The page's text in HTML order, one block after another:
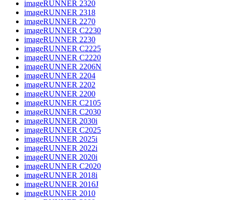
imageRUNNER 2320
imageRUNNER 2318
imageRUNNER 2270
imageRUNNER C2230
imageRUNNER 2230
imageRUNNER C2225
imageRUNNER C2220
imageRUNNER 2206N
imageRUNNER 2204
imageRUNNER 2202
imageRUNNER 2200
imageRUNNER C2105
imageRUNNER C2030
imageRUNNER 2030i
imageRUNNER C2025
imageRUNNER 2025i
imageRUNNER 2022i
imageRUNNER 2020i
imageRUNNER C2020
imageRUNNER 2018i
imageRUNNER 2016J
imageRUNNER 2010